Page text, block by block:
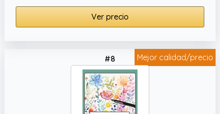
Ver precio
Mejor calidad/precio
#8